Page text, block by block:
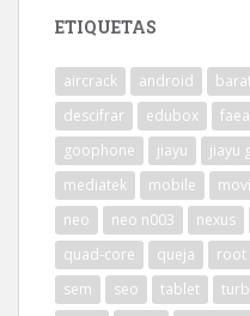
ETIQUETAS
aircrack android
descifrar
edubox
goophone
jiayu jiayu
mediatek
mobile
neo
neo n003 nexus
quad-core
queja root
sem
seo tablet